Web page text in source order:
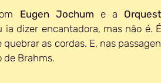
Eugen Jochum e a
ia dizer encantadora, mas não é.
quebrar as cordas. E, nas
de Brahms.